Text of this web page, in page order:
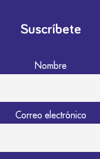
Suscríbete
Nombre
Correo electrónico